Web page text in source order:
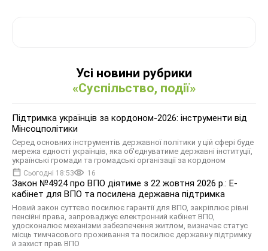
Усі новини рубрики
«Суспільство, події»
Підтримка українців за кордоном-2026: інструменти від
Мінсоцполітики
Серед основних інструментів державної політики у цій сфері буде
мережа єдності українців, яка об'єднуватиме державні інституції,
українські громади та громадські організації за кордоном
Сьогодні 18:53 16
Закон №4924 про ВПО діятиме з 22 жовтня 2026 р.: Е-
кабінет для ВПО та посилена державна підтримка
Новий закон суттєво посилює гарантії для ВПО, закріплює рівні
пенсійні права, запроваджує електронний кабінет ВПО,
удосконалює механізми забезпечення житлом, визначає статус
місць тимчасового проживання та посилює державну підтримку
й захист прав ВПО